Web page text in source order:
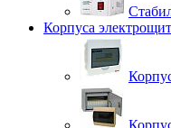
Корпуса